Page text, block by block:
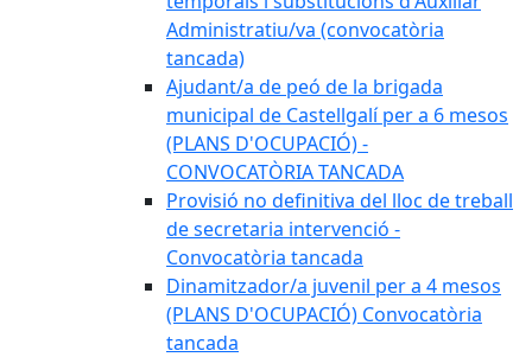
Administratiu/va (convocatòria
tancada)
Ajudant/a de peó de la brigada
municipal de Castellgalí per a 6 mesos
(PLANS D'OCUPACIÓ) -
CONVOCATÒRIA TANCADA
Provisió no definitiva del lloc de treball
de secretaria intervenció -
Convocatòria tancada
Dinamitzador/a juvenil per a 4 mesos
(PLANS D'OCUPACIÓ) Convocatòria
tancada